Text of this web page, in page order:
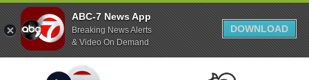
ABC-7 News App
Breaking News Alerts
& Video On Demand
DOWNLOAD